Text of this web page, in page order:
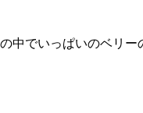
中でいっぱいのベリ